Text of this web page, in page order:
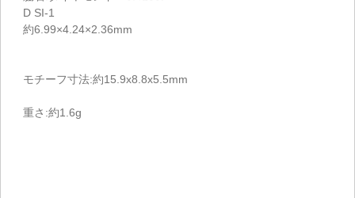
D SI-1
約6.99×4.24×2.36mm
モチーフ寸法:約15.9x8.8x5.5mm
重さ:約1.6g